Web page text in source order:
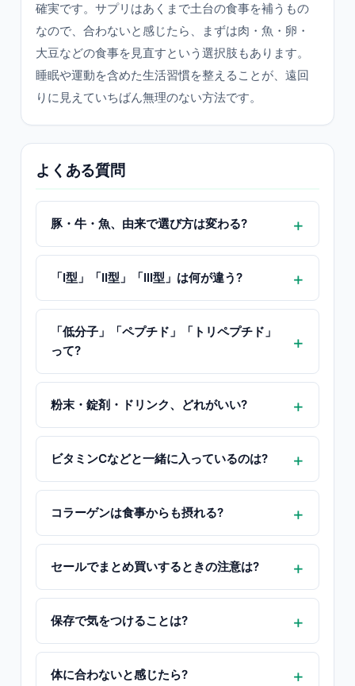
確実です。サプリはあくまで土台の食事を補うもの
なので、合わないと感じたら、まずは肉・魚・卵・
大豆などの食事を見直すという選択肢もあります。
睡眠や運動を含めた生活習慣を整えることが、遠回
りに見えていちばん無理のない方法です。
よくある質問
豚・牛・魚、由来で選び方は変わる?
「I型」「II型」「III型」は何が違う?
「低分子」「ペプチド」「トリペプチド」
って?
粉末・錠剤・ドリンク、どれがいい?
ビタミンCなどと一緒に入っているのは?
コラーゲンは食事からも摂れる?
セールでまとめ買いするときの注意は?
保存で気をつけることは?
体に合わないと感じたら?